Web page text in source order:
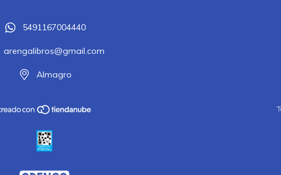
5491167004440
arengalibros@gmail.com
Almagro